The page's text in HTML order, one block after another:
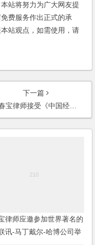
站将努力为广大网友提
费服务作出正式的承
站观点，如需使用，请
下一篇
律师接受《中国经济时报》采访
律师应邀参加世界著名的
讯-马丁戴尔-哈博公司举